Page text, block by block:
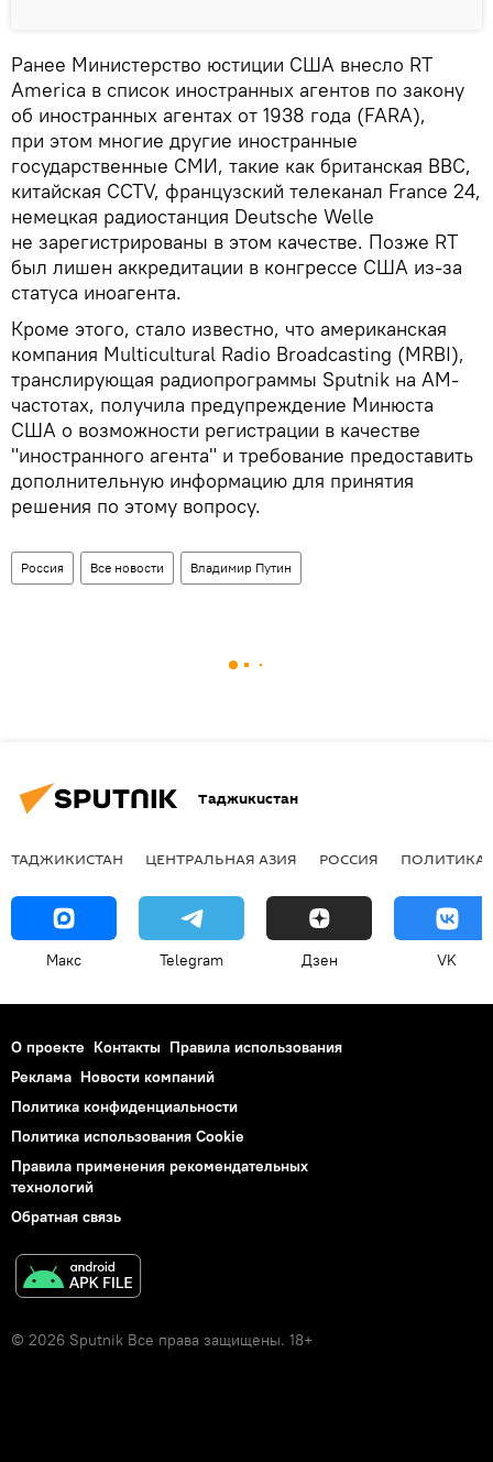
Ранее Министерство юстиции США внесло RT
America в список иностранных агентов по закону
об иностранных агентах от 1938 года (FARA),
при этом многие другие иностранные
государственные СМИ, такие как британская BBC,
китайская CCTV, французский телеканал France 24,
немецкая радиостанция Deutsche Welle
не зарегистрированы в этом качестве. Позже RT
был лишен аккредитации в конгрессе США из-за
статуса иноагента.
Кроме этого, стало известно, что американская
компания Multicultural Radio Broadcasting (MRBI),
транслирующая радиопрограммы Sputnik на АМ-
частотах, получила предупреждение Минюста
США о возможности регистрации в качестве
"иностранного агента" и требование предоставить
дополнительную информацию для принятия
решения по этому вопросу.
Россия Все новости Владимир Путин
Таджикистан
ТАДЖИКИСТАН ЦЕНТРАЛЬНАЯ АЗИЯ РОССИЯ ПОЛИТИКА
Макс Telegram Дзен VK
О проекте Контакты Правила использования
Реклама Новости компаний
Политика конфиденциальности
Политика использования Cookie
Правила применения рекомендательных
технологий
Обратная связь
© 2026 Sputnik Все права защищены. 18+